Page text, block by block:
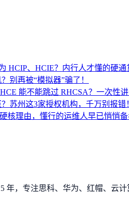
HCIP、HCIE？内行人才懂的硬通
别再被“模拟器”骗了！
能不能跳过 RHCSA？一次性讲
苏州这3家授权机构，千万别报错
核理由，懂行的运维人早已悄悄备
年，专注思科、华为、红帽、云